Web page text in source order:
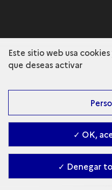
Este sitio web usa
que deseas activar
✓ OK,
✓ Denegar